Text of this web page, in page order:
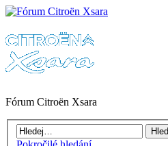
Fórum Citroën Xsara